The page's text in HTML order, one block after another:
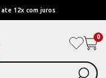
12x com juros
0